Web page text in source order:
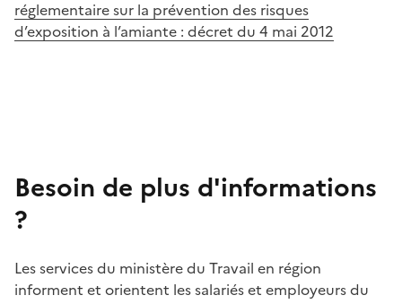
réglementaire sur la prévention des risques
d’exposition à l’amiante : décret du 4 mai 2012
Besoin de plus d'informations
?
Les services du ministère du Travail en région
informent et orientent les salariés et employeurs du